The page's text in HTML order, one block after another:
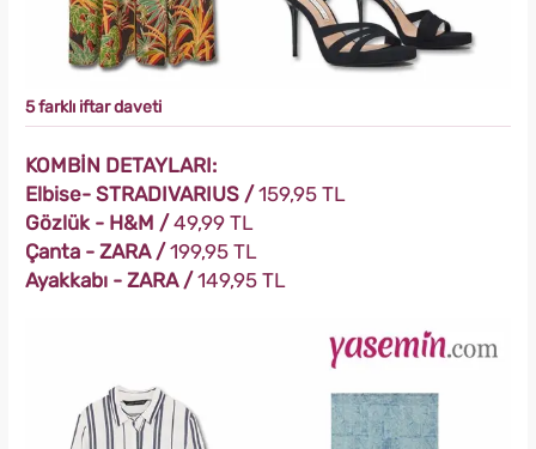
5 farklı iftar daveti
KOMBİN DETAYLARI:
Elbise- STRADIVARIUS /159,95 TL
Gözlük - H&M /49,99 TL
Çanta - ZARA /199,95 TL
Ayakkabı - ZARA /149,95 TL